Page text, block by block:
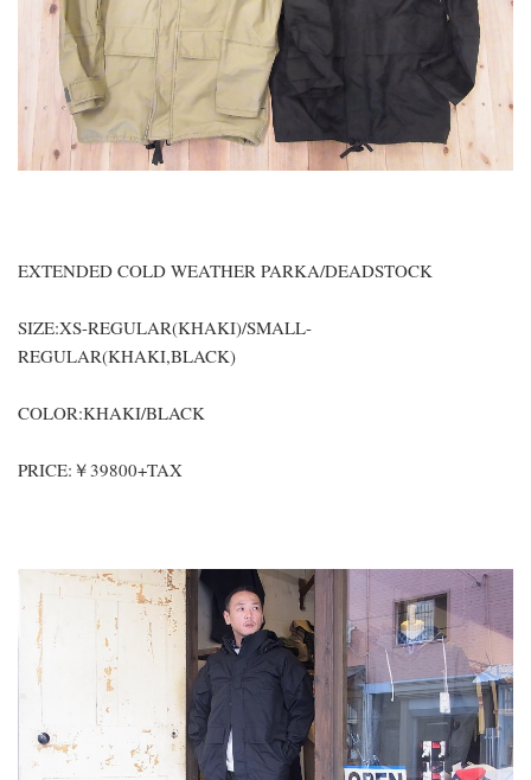
EXTENDED COLD WEATHER PARKA/DEADSTOCK
SIZE:XS-REGULAR(KHAKI)/SMALL-
REGULAR(KHAKI,BLACK)
COLOR:KHAKI/BLACK
PRICE:￥39800+TAX